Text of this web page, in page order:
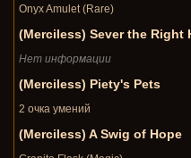
Onyx Amulet (Rare)
(Merciless) Sever the Right
Нет информации
(Merciless) Piety's Pets
2 очка умений
(Merciless) A Swig of Hope